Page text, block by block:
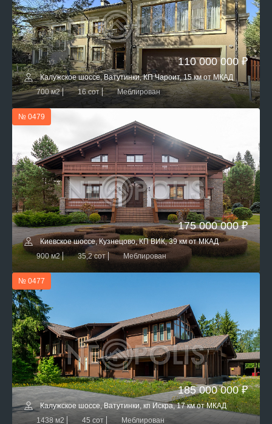
110 000 000 ₽
Калужское шоссе, Ватутинки, КП Чароит, 15 км от МКАД
700 м2
16 сот Меблирован
№ 0479
175 000 000 ₽
Киевское шоссе, Кузнецово, КП ВИК, 39 км от МКАД
900 м2
35,2 сот Меблирован
№ 0477
185 000 000 ₽
Калужское шоссе, Ватутинки, кп Искра, 17 км от МКАД
1438 м2
45 сот Меблирован